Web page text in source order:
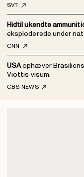
SVT
Hidtil ukendte
eksploderede under
CNN
USAophæver Brasiliens
Viottis visum.
CBS NEWS